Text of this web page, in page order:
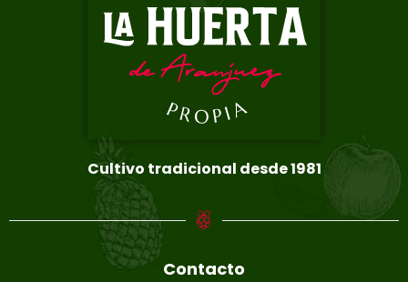
Cultivo tradicional desde 1981
Contacto